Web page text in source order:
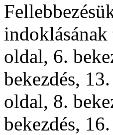
oldal, 6.
bekezdés,
oldal, 8.
bekezdés,